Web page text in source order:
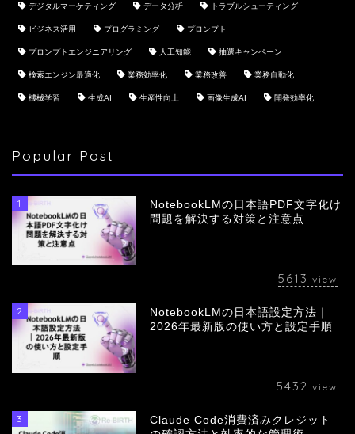
デジタルマーケティング データ分析 トラブルシューティング
ビジネス活用 プログラミング プロンプト
プロンプトエンジニアリング 人工知能 抽選キャンペーン
検索エンジン最適化 業務効率化 業務改善 業務自動化
機械学習 生成AI 生産性向上 画像生成AI 開発効率化
Popular Post
1
NotebookLMの日本語PDF文字化け
問題を解決する対策と注意点
5613 view
2
NotebookLMの日本語設定方法｜
2026年最新版の使い方と設定手順
5432 view
3
Claude Code消費済みクレジット
会社概要
採用情報